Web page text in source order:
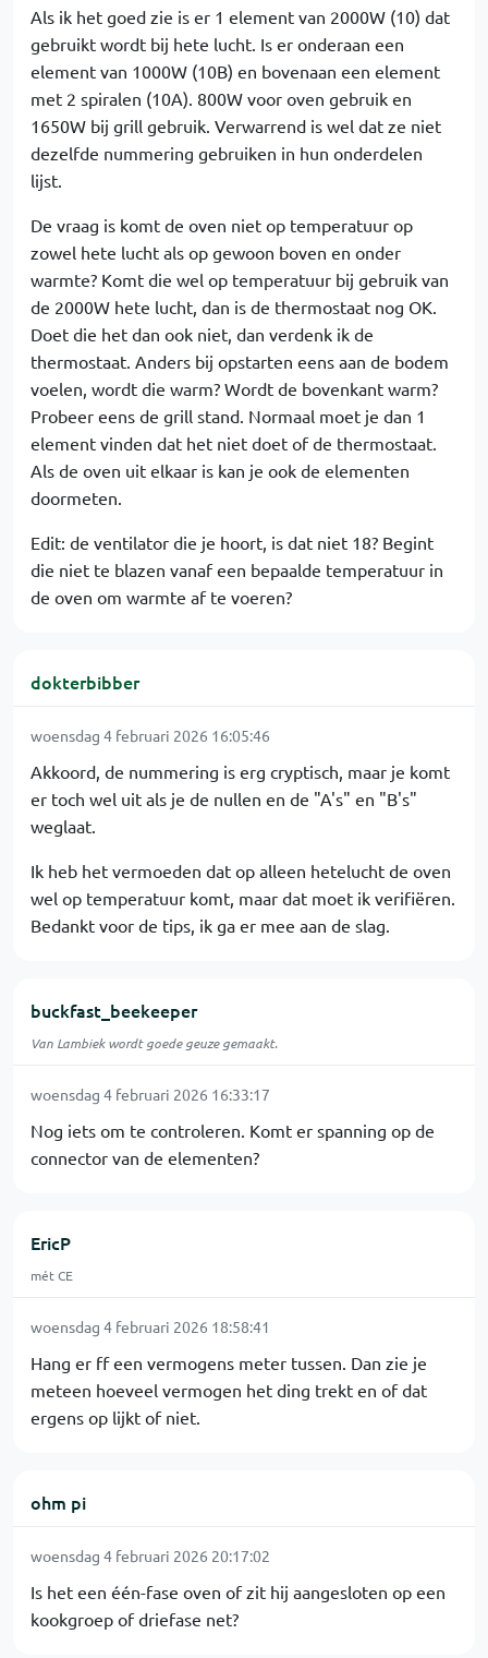
Als ik het goed zie is er 1 element van 2000W (10) dat
gebruikt wordt bij hete lucht. Is er onderaan een
element van 1000W (10B) en bovenaan een element
met 2 spiralen (10A). 800W voor oven gebruik en
1650W bij grill gebruik. Verwarrend is wel dat ze niet
dezelfde nummering gebruiken in hun onderdelen
lijst.
De vraag is komt de oven niet op temperatuur op
zowel hete lucht als op gewoon boven en onder
warmte? Komt die wel op temperatuur bij gebruik van
de 2000W hete lucht, dan is de thermostaat nog OK.
Doet die het dan ook niet, dan verdenk ik de
thermostaat. Anders bij opstarten eens aan de bodem
voelen, wordt die warm? Wordt de bovenkant warm?
Probeer eens de grill stand. Normaal moet je dan 1
element vinden dat het niet doet of de thermostaat.
Als de oven uit elkaar is kan je ook de elementen
doormeten.
Edit: de ventilator die je hoort, is dat niet 18? Begint
die niet te blazen vanaf een bepaalde temperatuur in
de oven om warmte af te voeren?
dokterbibber
woensdag 4 februari 2026 16:05:46
Akkoord, de nummering is erg cryptisch, maar je komt
er toch wel uit als je de nullen en de "A's" en "B's"
weglaat.
Ik heb het vermoeden dat op alleen hetelucht de oven
wel op temperatuur komt, maar dat moet ik verifiëren.
Bedankt voor de tips, ik ga er mee aan de slag.
buckfast_beekeeper
Van Lambiek wordt goede geuze gemaakt.
woensdag 4 februari 2026 16:33:17
Nog iets om te controleren. Komt er spanning op de
connector van de elementen?
EricP
mét CE
woensdag 4 februari 2026 18:58:41
Hang er ff een vermogens meter tussen. Dan zie je
meteen hoeveel vermogen het ding trekt en of dat
ergens op lijkt of niet.
ohm pi
woensdag 4 februari 2026 20:17:02
Is het een één-fase oven of zit hij aangesloten op een
kookgroep of driefase net?